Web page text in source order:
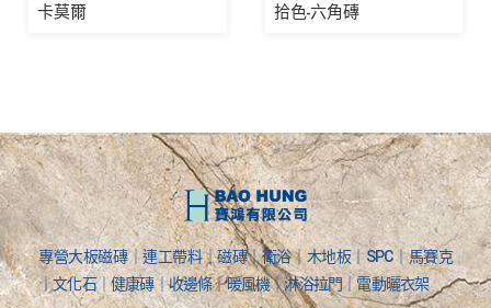
卡莫爾 拾色-六角磚
專營大板磁磚｜連工帶料｜磁磚｜衛浴｜木地板｜SPC｜馬賽克
｜文化石｜健康磚｜收邊條｜暖風機｜淋浴拉門｜電動曬衣架